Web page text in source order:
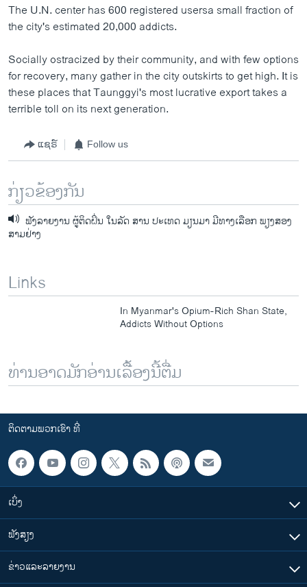
The U.N. center has 600 registered usersa small fraction of
the city's estimated 20,000 addicts.
Socially ostracized by their community, and with few options
for recovery, many gather in the city outskirts to get high. It is
these places that Taunggyi's most lucrative export takes a
terrible toll on its next generation.
ແຊຣ໌ Follow us
ກ່ຽວຂ້ອງກັນ
ຟັງລາຍງານ ຜູ້ຕິດຝິ່ນ ໃນລັດ ສານ ປະເທດ ມຽນມາ ມີທາງເລືອກ ພຽງສອງ
ສາມຢ່າງ
Links
In Myanmar's Opium-Rich Shan State,
Addicts Without Options
ທ່ານອາດມັກອ່ານເລື້ອງນີ້ຕື່ມ
ຕິດຕາມພວກເຮົາ ທີ່
ເບິ່ງ
ຟັງສຽງ
ຂ່າວແລະລາຍງານ